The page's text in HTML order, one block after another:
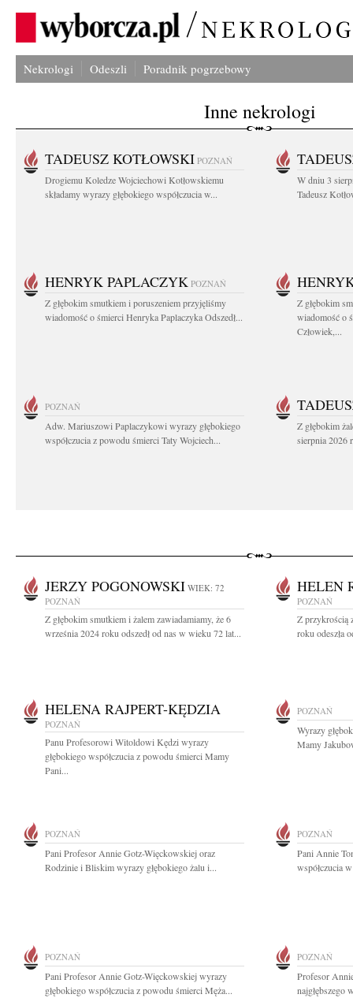
Nekrologi Odeszli Poradnik pogrzebowy
Inne nekrologi
TADEUSZ KOTŁOWSKI POZNAŃ
Drogiemu Koledze Wojciechowi Kotłowskiemu
składamy wyrazy głębokiego współczucia w...
W dniu 3
Tadeusz
HENRYK PAPLACZYK POZNAŃ
Z głębokim smutkiem i poruszeniem przyjęliśmy
wiadomość o śmierci Henryka Paplaczyka Odszedł...
Z głębokim
wiadomość o
Człowiek,...
POZNAŃ
Adw. Mariuszowi Paplaczykowi wyrazy głębokiego
współczucia z powodu śmierci Taty Wojciech...
Z głębokim
sierpnia 2026
JERZY POGONOWSKI WIEK: 72
POZNAŃ
Z głębokim smutkiem i żalem zawiadamiamy, że 6
września 2024 roku odszedł od nas w wieku 72 lat...
HELEN
POZNAŃ
Z przykrością
roku odeszła
HELENA RAJPERT-KĘDZIA
POZNAŃ
Panu Profesorowi Witoldowi Kędzi wyrazy
głębokiego współczucia z powodu śmierci Mamy
Pani...
POZNAŃ
Wyrazy
Mamy
POZNAŃ
Pani Profesor Annie Gotz-Więckowskiej oraz
Rodzinie i Bliskim wyrazy głębokiego żalu i...
POZNAŃ
Pani Annie
współczucia
POZNAŃ
Pani Profesor Annie Gotz-Więckowskiej wyrazy
głębokiego współczucia z powodu śmierci Męża...
POZNAŃ
Profesor
najgłębszego